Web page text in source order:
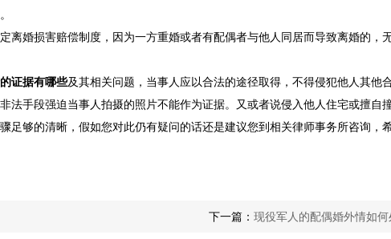
婚损害赔偿制度，因为一方重婚或者有配偶者与他人同居而导致离婚的，
证据有哪些及其相关问题，当事人应以合法的途径取得，不得侵犯他人其他
法手段强迫当事人拍摄的照片不能作为证据。又或者说侵入他人住宅或擅自
足够的清晰，假如您对此仍有疑问的话还是建议您到相关律师事务所咨询，
下一篇： 现役军人的配偶婚外情如何